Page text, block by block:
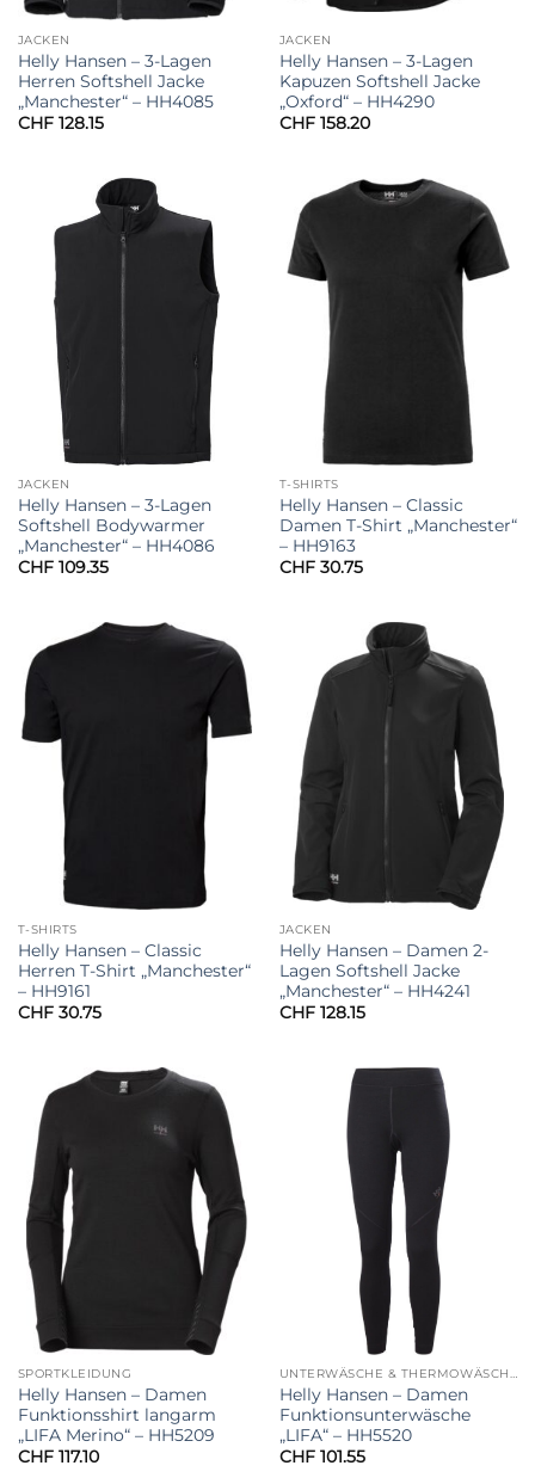
JACKEN
Helly Hansen – 3-Lagen
Herren Softshell Jacke
„Manchester“ – HH4085
CHF128.15
JACKEN
Helly Hansen – 3-Lagen
Kapuzen Softshell Jacke
„Oxford“ – HH4290
CHF158.20
JACKEN
Helly Hansen – 3-Lagen
Softshell Bodywarmer
„Manchester“ – HH4086
CHF109.35
T-SHIRTS
Helly Hansen – Classic
Damen T-Shirt „Manchester“
– HH9163
CHF30.75
T-SHIRTS
Helly Hansen – Classic
Herren T-Shirt „Manchester“
– HH9161
CHF30.75
JACKEN
Helly Hansen – Damen 2-
Lagen Softshell Jacke
„Manchester“ – HH4241
CHF128.15
SPORTKLEIDUNG
Helly Hansen – Damen
Funktionsshirt langarm
„LIFA Merino“ – HH5209
CHF117.10
UNTERWÄSCHE & THERMOWÄSCHE
Helly Hansen – Damen
Funktionsunterwäsche
„LIFA“ – HH5520
CHF101.55